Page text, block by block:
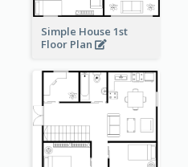
Simple House 1st
Floor Plan